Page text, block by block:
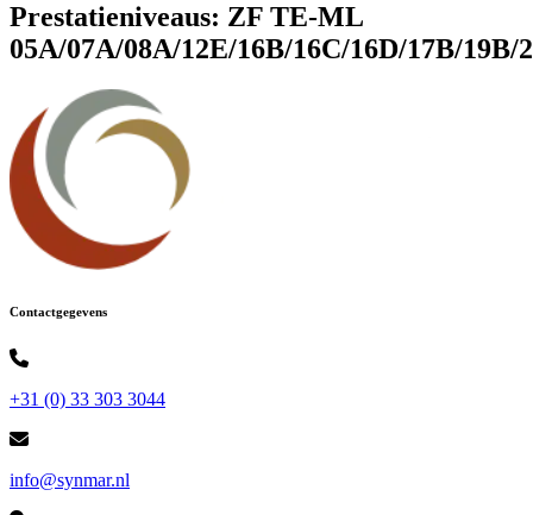
Prestatieniveaus: ZF TE-ML
05A/07A/08A/12E/16B/16C/16D/17B/19B/
Contactgegevens
+31 (0) 33 303 3044
info@synmar.nl